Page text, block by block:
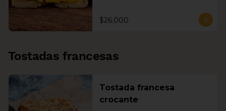
$26.000
Tostadas francesas
Tostada francesa
crocante